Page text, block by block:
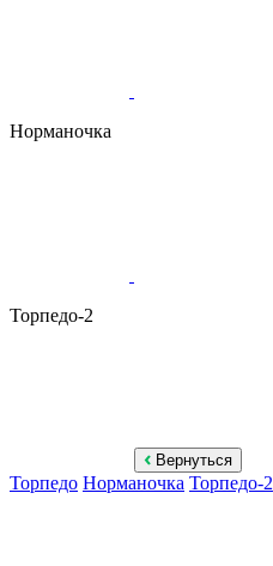
Норманочка
Торпедо-2
Вернуться
Торпедо Норманочка Торпедо-2